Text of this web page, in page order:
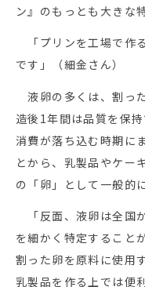
ン』のもっとも大きな
「プリンを工場で作
です」（細金さん）
液卵の多くは、割っ
造後1年間は品質を保
消費が落ち込む時期に
とから、乳製品やケー
の「卵」として一般的
「反面、液卵は全国
を細かく特定すること
割った卵を原料に使用
乳製品を作る上では便